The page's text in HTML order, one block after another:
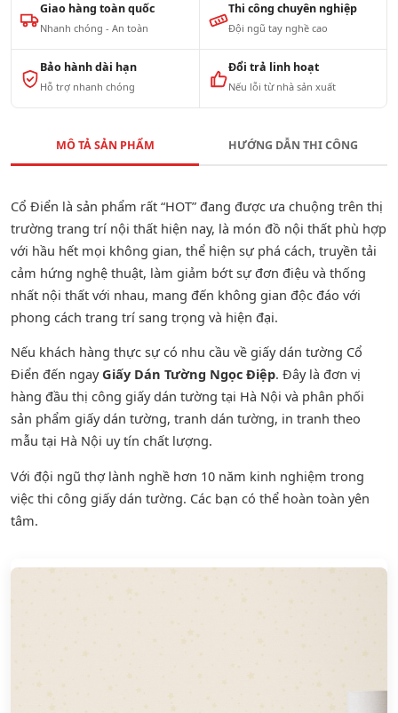
Giao hàng toàn quốc
Nhanh chóng - An toàn
Thi công chuyên nghiệp
Đội ngũ tay nghề cao
Bảo hành dài hạn
Hỗ trợ nhanh chóng
Đổi trả linh hoạt
Nếu lỗi từ nhà sản xuất
MÔ TẢ SẢN PHẨM HƯỚNG DẪN THI CÔNG
Cổ Điển là sản phẩm rất “HOT” đang được ưa chuộng trên thị
trường trang trí nội thất hiện nay, là món đồ nội thất phù hợp
với hầu hết mọi không gian, thể hiện sự phá cách, truyền tải
cảm hứng nghệ thuật, làm giảm bớt sự đơn điệu và thống
nhất nội thất với nhau, mang đến không gian độc đáo với
phong cách trang trí sang trọng và hiện đại.
Nếu khách hàng thực sự có nhu cầu về giấy dán tường Cổ
Điển đến ngayGiấy Dán Tường Ngọc Điệp. Đây là đơn vị
hàng đầu thị công giấy dán tường tại Hà Nội và phân phối
sản phẩm giấy dán tường, tranh dán tường, in tranh theo
mẫu tại Hà Nội uy tín chất lượng.
Với đội ngũ thợ lành nghề hơn 10 năm kinh nghiệm trong
việc thi công giấy dán tường. Các bạn có thể hoàn toàn yên
tâm.